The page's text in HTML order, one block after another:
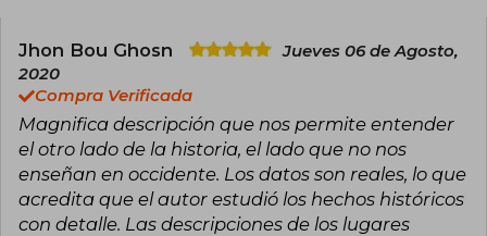
Jhon Bou Ghosn
Jueves 06 de Agosto,
2020
Compra Verificada
Magnifica descripción que nos permite entender
el otro lado de la historia, el lado que no nos
enseñan en occidente. Los datos son reales, lo que
acredita que el autor estudió los hechos históricos
con detalle. Las descripciones de los lugares